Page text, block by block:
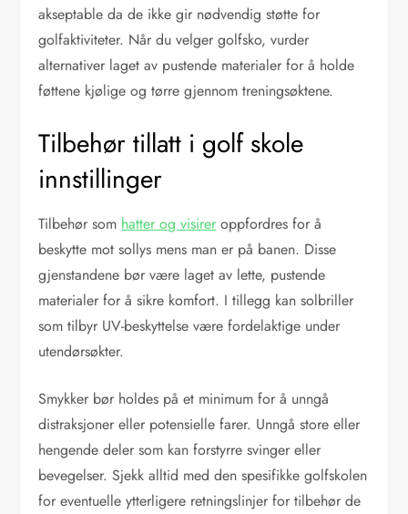
akseptable da de ikke gir nødvendig støtte for
golfaktiviteter. Når du velger golfsko, vurder
alternativer laget av pustende materialer for å holde
føttene kjølige og tørre gjennom treningsøktene.
Tilbehør tillatt i golf skole
innstillinger
Tilbehør som hatter og visirer oppfordres for å
beskytte mot sollys mens man er på banen. Disse
gjenstandene bør være laget av lette, pustende
materialer for å sikre komfort. I tillegg kan solbriller
som tilbyr UV-beskyttelse være fordelaktige under
utendørsøkter.
Smykker bør holdes på et minimum for å unngå
distraksjoner eller potensielle farer. Unngå store eller
hengende deler som kan forstyrre svinger eller
bevegelser. Sjekk alltid med den spesifikke golfskolen
for eventuelle ytterligere retningslinjer for tilbehør de